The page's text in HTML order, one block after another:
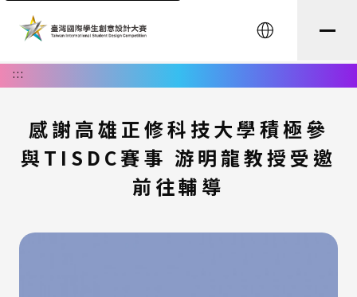
English
:::
感謝高雄正修科技大學積極參
與TISDC賽事 游明龍教授受邀
前往輔導